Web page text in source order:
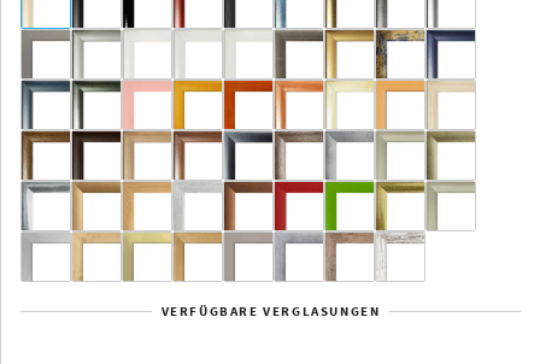
Rahmenloser
Aluminium
Yukon Alaska
VERFÜGBARE VERGLASUNGEN